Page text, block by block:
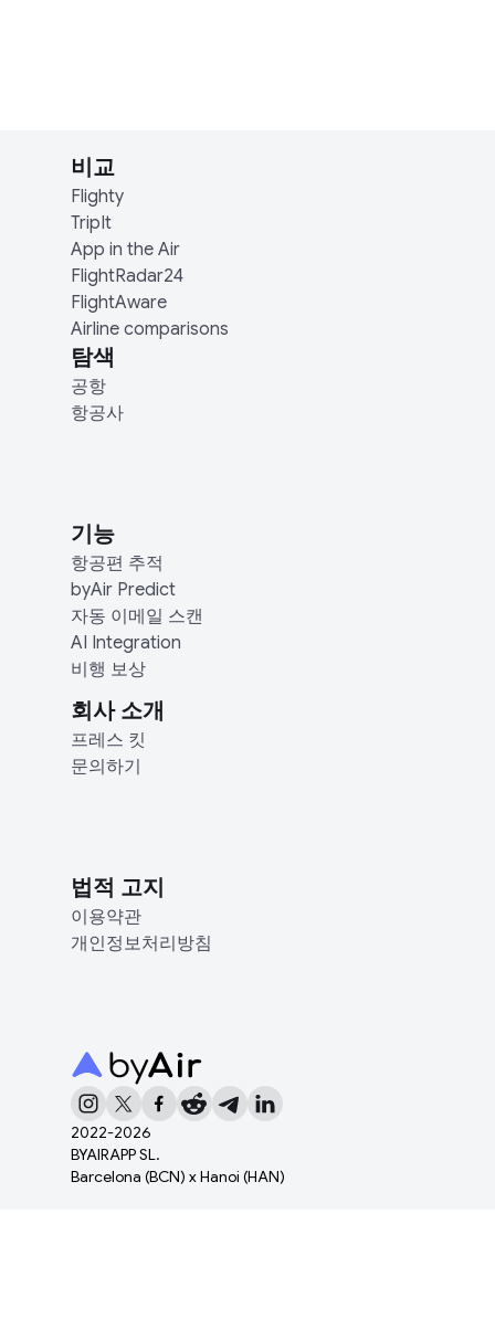
2022-2026
BYAIRAPP SL.
Barcelona (BCN) x Hanoi (HAN)
비교
Flighty
TripIt
App in the Air
FlightRadar24
FlightAware
Airline comparisons
탐색
공항
항공사
기능
항공편 추적
byAir Predict
자동 이메일 스캔
AI Integration
비행 보상
회사 소개
프레스 킷
문의하기
법적 고지
이용약관
개인정보처리방침